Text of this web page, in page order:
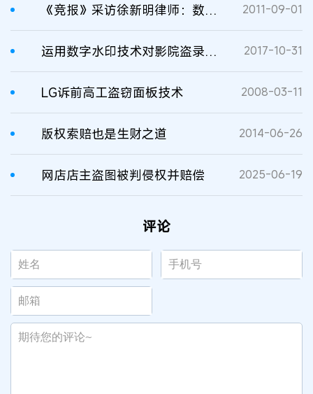
《竞报》采访徐新明律师：数字盗窃也是盗 2011-09-01
运用数字水印技术对影院盗录说“不” 2017-10-31
LG诉前高工盗窃面板技术 2008-03-11
版权索赔也是生财之道 2014-06-26
网店店主盗图被判侵权并赔偿 2025-06-19
评论